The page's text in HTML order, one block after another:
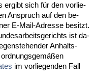
er­gibt sich für den vor­lie­
An­spruch auf den be­
E-Mail-Adres­se be­sitzt.
ist da­
An­halts­
im vor­lie­gen­den Fall